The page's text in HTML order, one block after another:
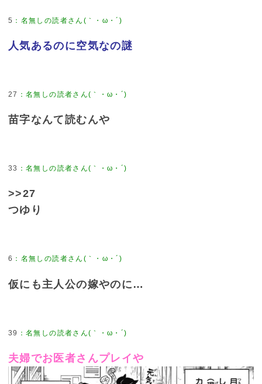
5
人気あるのに空気なの謎
27
苗字なんて読むんや
33
>>27
つゆり
6
仮にも主人公の嫁やのに…
39
夫婦でお医者さんプレイや